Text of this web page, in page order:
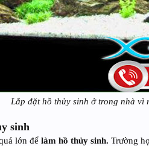
Lắp đặt hồ thủy sinh ở trong nhà vì
sinh
lớn đểlàm hồ thủy sinh. Trường